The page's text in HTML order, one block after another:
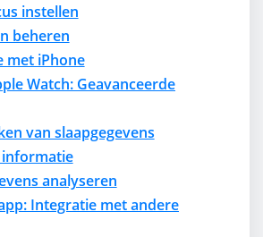
instellen
beheren
met iPhone
Watch: Geavanceerde
van slaapgegevens
analyseren
Integratie met andere